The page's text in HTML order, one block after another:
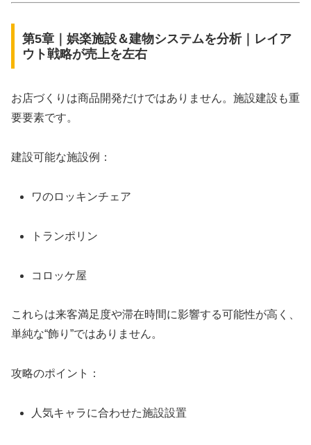
第5章｜娯楽施設＆建物システムを分析｜レイア
ウト戦略が売上を左右
お店づくりは商品開発だけではありません。施設建設も重
要要素です。
建設可能な施設例：
ワのロッキンチェア
トランポリン
コロッケ屋
これらは来客満足度や滞在時間に影響する可能性が高く、
単純な“飾り”ではありません。
攻略のポイント：
人気キャラに合わせた施設設置